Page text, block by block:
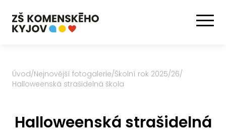
Úvod/Nejnovější fotogalerie/Školní rok 2025/26/
Halloweenská strašidelná škola
Halloweenská strašidelná